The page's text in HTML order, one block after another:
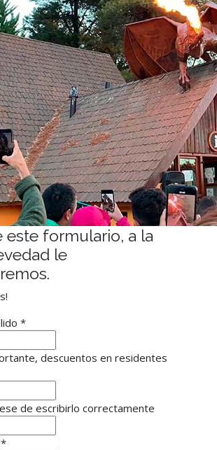
este formulario, a la
le
*
descuentos en residentes
de escribirlo correctamente
*